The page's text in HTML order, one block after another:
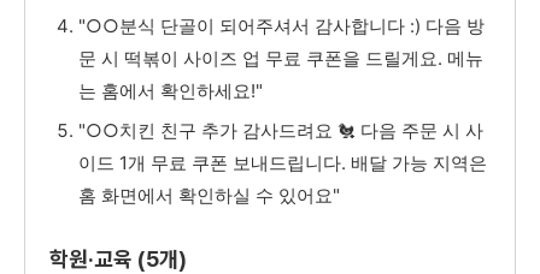
"○○분식 단골이 되어주셔서 감사합니다 :) 다음 방
문 시 떡볶이 사이즈 업 무료 쿠폰을 드릴게요. 메뉴
는 홈에서 확인하세요!"
"○○치킨 친구 추가 감사드려요 🐔 다음 주문 시 사
이드 1개 무료 쿠폰 보내드립니다. 배달 가능 지역은
홈 화면에서 확인하실 수 있어요"
학원·교육 (5개)